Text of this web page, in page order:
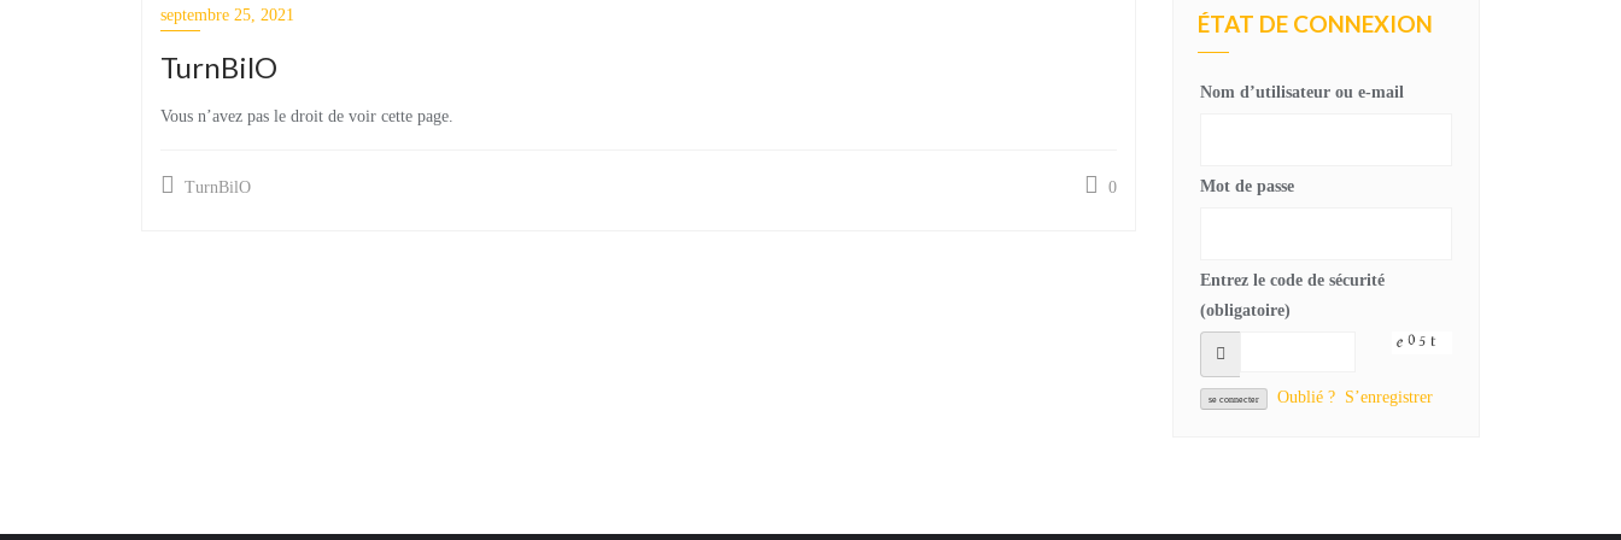
septembre 25, 2021
TurnBilO
Vous n’avez pas le droit de voir cette page.
TurnBilO 0
ÉTAT DE CONNEXION
Nom d’utilisateur ou e-mail
Mot de passe
Entrez le code de sécurité
(obligatoire)
Oublié ? S’enregistrer